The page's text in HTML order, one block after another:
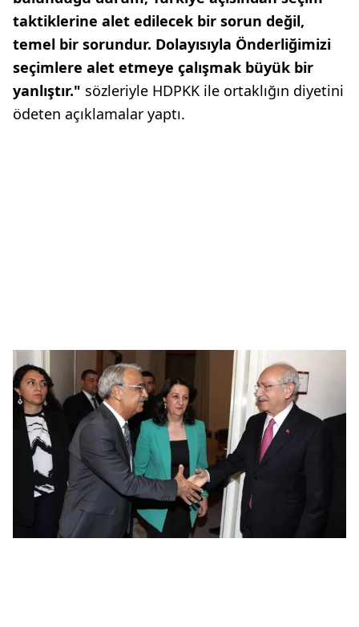
taktiklerine alet edilecek bir sorun değil,
temel bir sorundur. Dolayısıyla Önderliğimizi
seçimlere alet etmeye çalışmak büyük bir
yanlıştır." sözleriyle HDPKK ile ortaklığın diyetini
ödeten açıklamalar yaptı.